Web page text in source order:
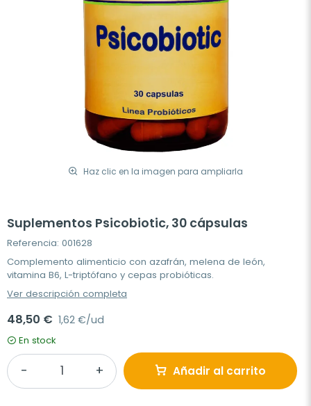
Haz clic en la imagen para ampliarla
Suplementos Psicobiotic, 30 cápsulas
Referencia: 001628
Complemento alimenticio con azafrán, melena de león,
vitamina B6, L-triptófano y cepas probióticas.
Ver descripción completa
48,50 € 1,62 €/ud
En stock
Añadir al carrito